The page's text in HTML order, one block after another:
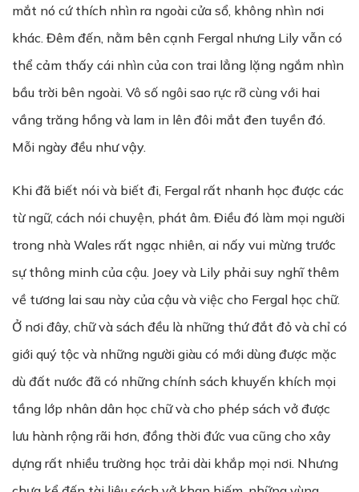
mắt nó cứ thích nhìn ra ngoài cửa sổ, không nhìn nơi
khác. Đêm đến, nằm bên cạnh Fergal nhưng Lily vẫn có
thể cảm thấy cái nhìn của con trai lẳng lặng ngắm nhìn
bầu trời bên ngoài. Vô số ngôi sao rực rỡ cùng với hai
vầng trăng hồng và lam in lên đôi mắt đen tuyền đó.
Mỗi ngày đều như vậy.
Khi đã biết nói và biết đi, Fergal rất nhanh học được các
từ ngữ, cách nói chuyện, phát âm. Điều đó làm mọi người
trong nhà Wales rất ngạc nhiên, ai nấy vui mừng trước
sự thông minh của cậu. Joey và Lily phải suy nghĩ thêm
về tương lai sau này của cậu và việc cho Fergal học chữ.
Ở nơi đây, chữ và sách đều là những thứ đắt đỏ và chỉ có
giới quý tộc và những người giàu có mới dùng được mặc
dù đất nước đã có những chính sách khuyến khích mọi
tầng lớp nhân dân học chữ và cho phép sách vở được
lưu hành rộng rãi hơn, đồng thời đức vua cũng cho xây
dựng rất nhiều trường học trải dài khắp mọi nơi. Nhưng